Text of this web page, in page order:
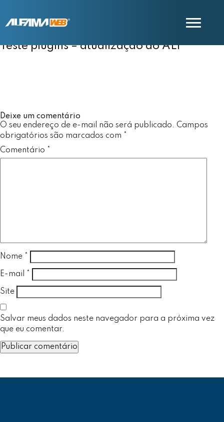
Teste plugins – atualização do ALF
Deixe um comentário
O seu endereço de e-mail não será publicado. Campos
obrigatórios são marcados com *
Comentário *
Nome *
E-mail *
Site
Salvar meus dados neste navegador para a próxima vez
que eu comentar.